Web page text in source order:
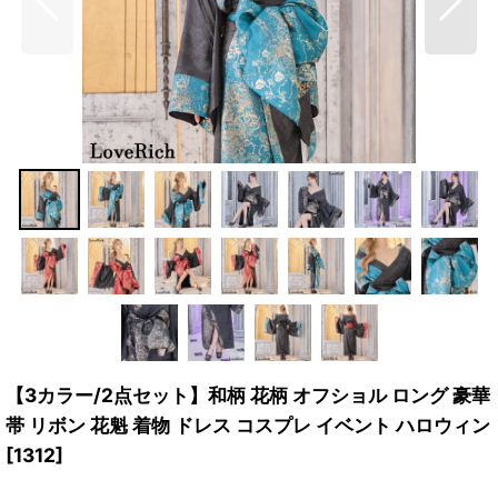
【3カラー/2点セット】和柄 花柄 オフショル ロング 豪華
帯 リボン 花魁 着物 ドレス コスプレ イベント ハロウィン
[1312]